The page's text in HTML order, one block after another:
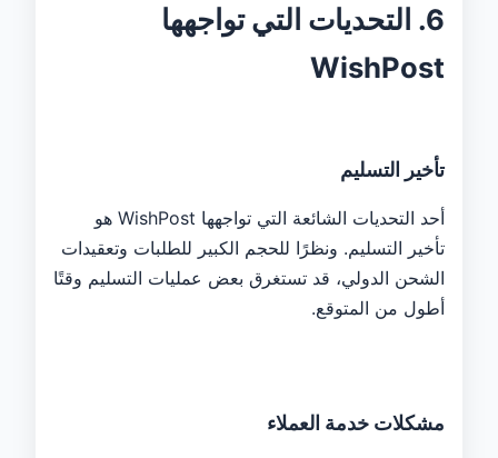
6. التحديات التي تواجهها
WishPost
تأخير التسليم
أحد التحديات الشائعة التي تواجهها WishPost هو
تأخير التسليم. ونظرًا للحجم الكبير للطلبات وتعقيدات
الشحن الدولي، قد تستغرق بعض عمليات التسليم وقتًا
أطول من المتوقع.
مشكلات خدمة العملاء